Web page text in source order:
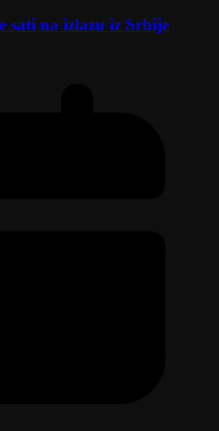
sati na izlazu iz Srbije